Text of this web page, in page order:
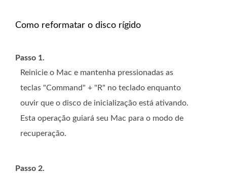
Como reformatar o disco rígido
Passo 1.
Reinicie o Mac e mantenha pressionadas as
teclas "Command" + "R" no teclado enquanto
ouvir que o disco de inicialização está ativando.
Esta operação guiará seu Mac para o modo de
recuperação.
Passo 2.